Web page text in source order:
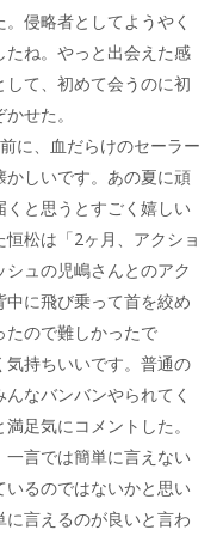
侵略者としてようやく
ね。やっと出会えた感
て、初めて会うのに初
せた。
に、血だらけのセーラー
しいです。あの夏に頑
と思うとすごく嬉しい
松は「2ヶ月、アクショ
ュの児嶋さんとのアク
に飛び乗って首を絞め
たので難しかったで
持ちいいです。普通の
なバンバンやられてく
足気にコメントした。
言では簡単に言えない
るのではないかと思い
言えるのが良いと言わ